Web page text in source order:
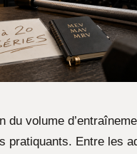
du volume
pratiquants. Entre les